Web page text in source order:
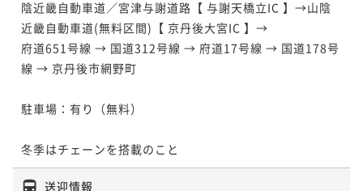
陰近畿自動車道／宮津与謝道路【 与謝天橋立IC 】→山陰
近畿自動車道(無料区間)【 京丹後大宮IC 】→
府道651号線 → 国道312号線 → 府道17号線 → 国道178号
線 → 京丹後市網野町
駐車場：有り（無料）
冬季はチェーンを搭載のこと
送迎情報